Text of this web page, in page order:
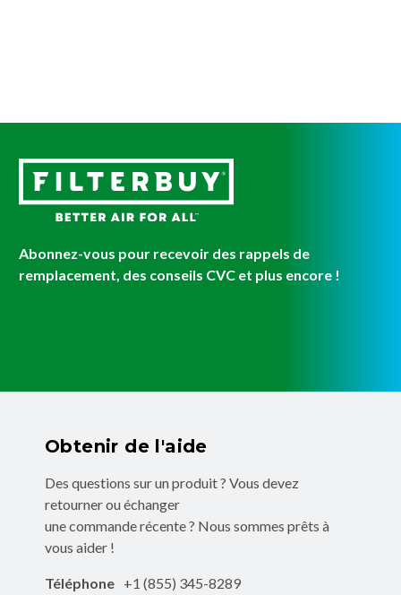
Abonnez-vous pour recevoir des rappels de
remplacement, des conseils CVC et plus encore !
Obtenir de l'aide
Des questions sur un produit ? Vous devez
retourner ou échanger
une commande récente ? Nous sommes prêts à
vous aider !
Téléphone +1 (855) 345-8289